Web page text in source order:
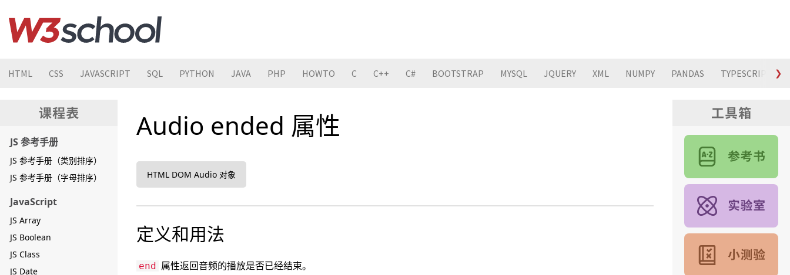
HTML CSS JAVASCRIPT SQL PYTHON JAVA PHP HOWTO C C++ C# BOOTSTRAP MYSQL JQUERY XML NUMPY PANDAS TYPESCRIPT ❯
JS 参考手册
JS 参考手册（类别排序）
JS 参考手册（字母排序）
JavaScript
JS Array
JS Boolean
JS Class
JS Date
Audio ended 属性
HTML DOM Audio 对象
定义和用法
end 属性返回音频的播放是否已经结束。